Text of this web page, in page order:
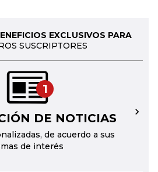
EXCLUSIVOS PARA
SUSCRIPTORES
1
DE NOTICIAS
de acuerdo a sus
de interés
→